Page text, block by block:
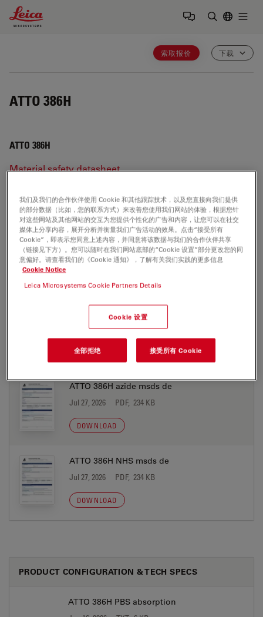
Leica Microsystems Logo
索取报价 下载
ATTO 386H
ATTO 386H
Material safety datasheet
ATTO 386H
MATERIAL SAFETY DATASHEET
ATTO 386H acid msds de
Jul 27, 2026 PDF, 233 KB
DOWNLOAD
ATTO 386H azide msds de
Jul 27, 2026 PDF, 234 KB
DOWNLOAD
ATTO 386H NHS msds de
Jul 27, 2026 PDF, 234 KB
DOWNLOAD
PRODUCT CONFIGURATION & TECH SPECS
ATTO 386H PBS absorption
我们及我们的合作伙伴使用 Cookie 和其他跟踪技术，以及您直接向我们提供
的部分数据（比如，您的联系方式）来改善您使用我们网站的体验，根据您针
对这些网站及其他网站的交互为您提供个性化的广告和内容，让您可以在社交
媒体上分享内容，展开分析并衡量我们广告活动的效果。点击“接受所有
Cookie”，即表示您同意上述内容，并同意将该数据与我们的合作伙伴共享
（链接见下方）。您可以随时在我们网站底部的“Cookie 设置”部分更改您的同
意偏好。请查看我们的《Cookie 通知》，了解有关我们实践的更多信息
Cookie Notice
Leica Microsystems Cookie Partners Details
Cookie 设置
全部拒绝 接受所有 Cookie